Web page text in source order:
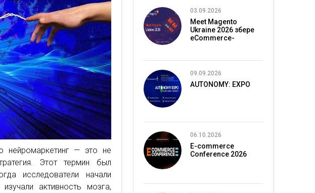
нейромаркетинг — это не
Этот термин был
исследователи начали
активность мозга,
03.09.2026
Meet Magento
Ukraine 2026 збере
eCommerce-
09.09.2026
AUTONOMY: EXPO
06.10.2026
E-commerce
Conference 2026